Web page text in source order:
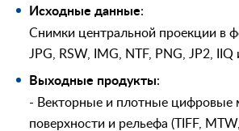
Исходные данные:
Снимки центральной проекции в
JPG, RSW, IMG, NTF, PNG, JP2, IIQ
Выходные продукты:
- Векторные и плотные цифровые
поверхности и рельефа (TIFF,